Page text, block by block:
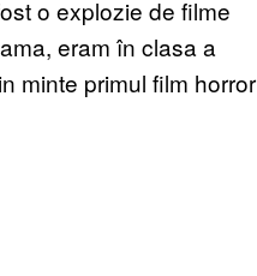
o explozie de filme
eram în clasa a
minte primul film horror